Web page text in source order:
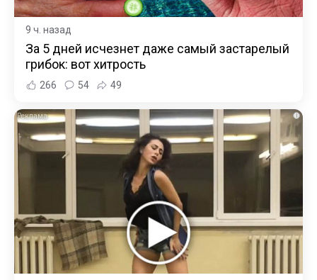
9 ч. назад
За 5 дней исчезнет даже самый застарелый
грибок: вот хитрость
266 54 49
i